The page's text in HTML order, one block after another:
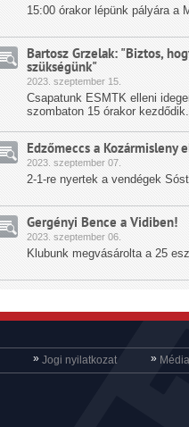
15:00 órakor lépünk pályára a
Bartosz Grzelak: "Biztos,
szükségünk"
2023. szeptember 15.
Csapatunk ESMTK elleni
szombaton 15 órakor kezdődik.
Edzőmeccs a Kozármisleny
2023. szeptember 07.
2-1-re nyertek a vendégek
Gergényi Bence a Vidiben!
2023. szeptember 06.
Klubunk megvásárolta a 25
» Jogi nyilatkozat »